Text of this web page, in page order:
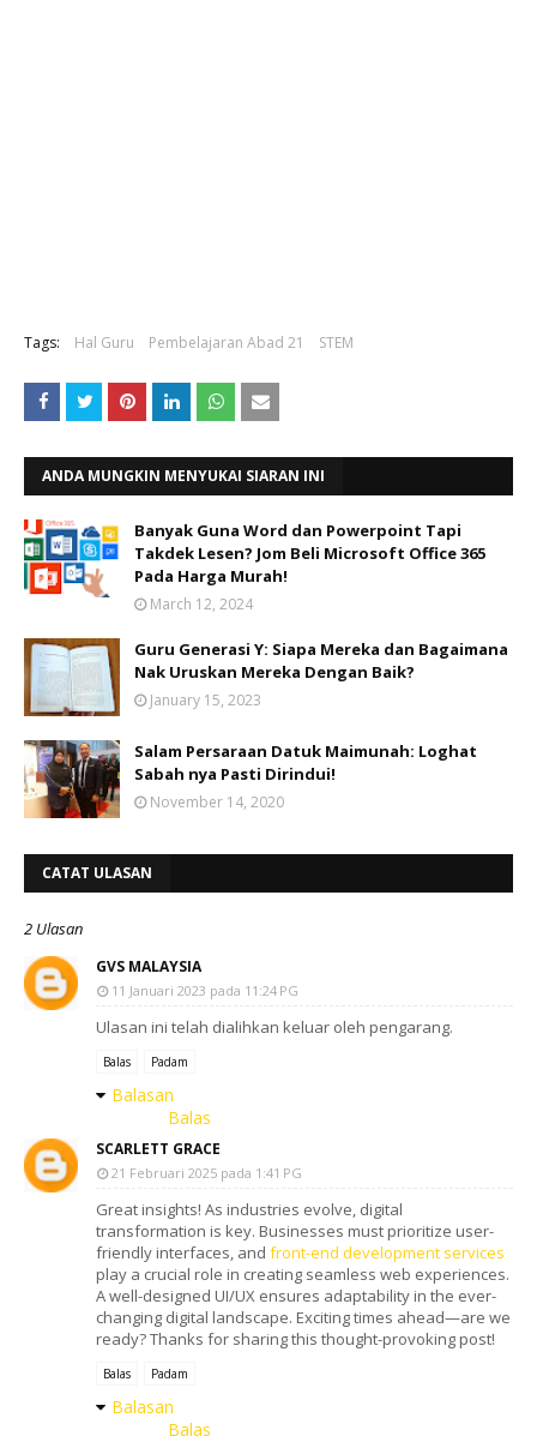
Tags: Hal Guru Pembelajaran Abad 21 STEM
ANDA MUNGKIN MENYUKAI SIARAN INI
Banyak Guna Word dan Powerpoint Tapi
Takdek Lesen? Jom Beli Microsoft Office 365
Pada Harga Murah!
March 12, 2024
Guru Generasi Y: Siapa Mereka dan Bagaimana
Nak Uruskan Mereka Dengan Baik?
January 15, 2023
Salam Persaraan Datuk Maimunah: Loghat
Sabah nya Pasti Dirindui!
November 14, 2020
CATAT ULASAN
2 Ulasan
GVS MALAYSIA
11 Januari 2023 pada 11:24 PG
Ulasan ini telah dialihkan keluar oleh pengarang.
Balas Padam
Balasan
Balas
SCARLETT GRACE
21 Februari 2025 pada 1:41 PG
Great insights! As industries evolve, digital
transformation is key. Businesses must prioritize user-
friendly interfaces, and front-end development services
play a crucial role in creating seamless web experiences.
A well-designed UI/UX ensures adaptability in the ever-
changing digital landscape. Exciting times ahead—are we
ready? Thanks for sharing this thought-provoking post!
Balas Padam
Balasan
Balas